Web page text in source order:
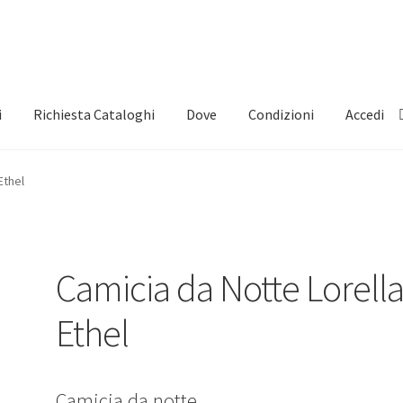
Richiesta Cataloghi Dove Condizioni Accedi
Camicia da Notte
Ethel